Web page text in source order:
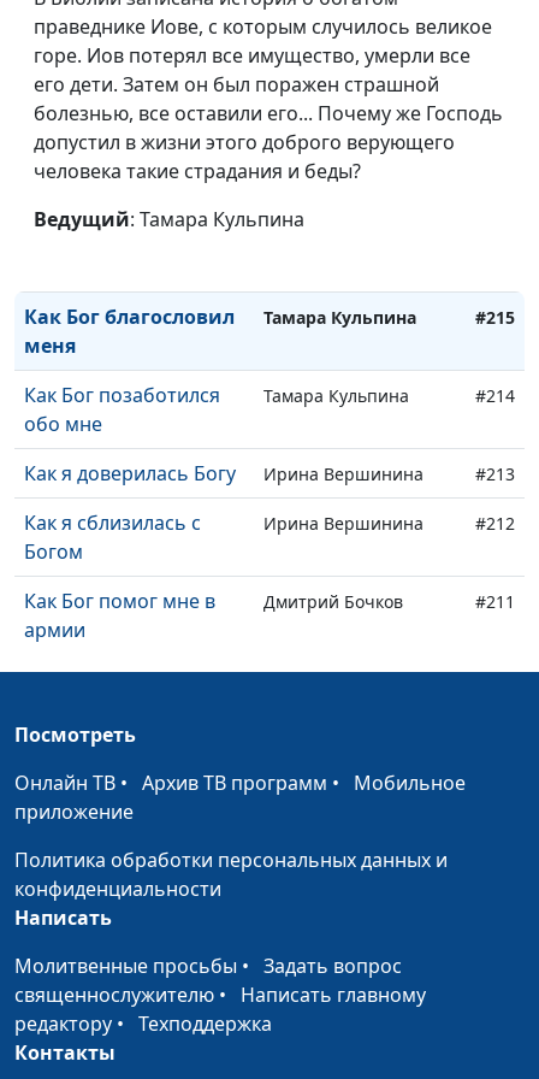
праведнике Иове, с которым случилось великое
горе. Иов потерял все имущество, умерли все
его дети. Затем он был поражен страшной
болезнью, все оставили его... Почему же Господь
допустил в жизни этого доброго верующего
человека такие страдания и беды?
Ведущий: Тамара Кульпина
стал читать Библию
Как Бог проявляет
Себя через людей
Тамара Кульпина
Как я привела в
Тамара Кульпина
Помолились и боль
Как Бог благословил
меня
Тамара Кульпина #215
Как Бог позаботился
обо мне
Тамара Кульпина #214
Как я доверилась Богу Ирина Вершинина #213
Как я сблизилась с
Богом
Ирина Вершинина #212
Как Бог помог мне в
армии
Дмитрий Бочков #211
Как Бог помог попасть
Елена Бочкова #210
пушинку
Как я успел рассказать
о Боге умирающему
Как Бог разбудил меня
во время пожара
Вадим Гриненко
Бог дает лучшее
Посмотреть
Онлайн ТВ • Архив ТВ программ • Мобильное
приложение
Политика обработки персональных данных и
конфиденциальности
Написать
Молитвенные просьбы • Задать вопрос
священнослужителю • Написать главному
редактору • Техподдержка
Контакты